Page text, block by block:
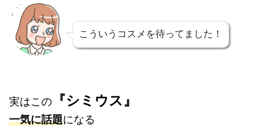
こういうコスメを待ってました！
実はこの 『シミウス』
一気に話題になる